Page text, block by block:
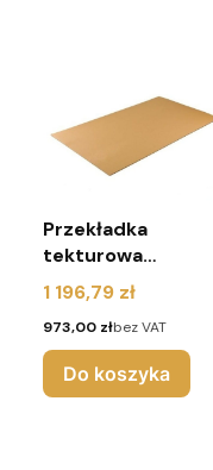
Przekładka
tekturowa
1200x800 mm 3W
(paleta 700 sztuk)
Cena
1 196,79 zł
Cena
973,00 złbez VAT
Do koszyka